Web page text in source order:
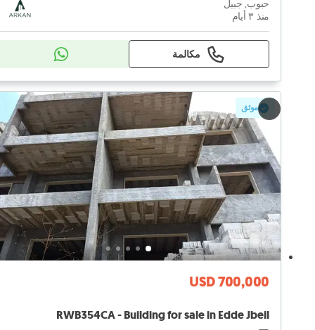
حبوب, جبيل
منذ ٣ أيام
مكالمة
موثق
USD 700,000
RWB354CA - Building for sale in Edde Jbeil